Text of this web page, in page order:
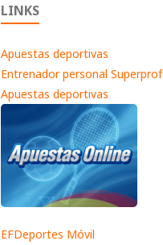
LINKS
Apuestas deportivas
Entrenador personal Superprof
Apuestas deportivas
EFDeportes Móvil